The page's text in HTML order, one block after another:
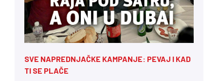
SVE NAPREDNJAČKE KAMPANJE: PEVAJ I KAD
TI SE PLAČE